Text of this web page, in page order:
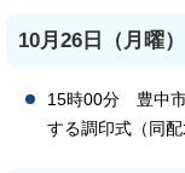
10月26日（月曜）
15時00分 豊中市
する調印式（同配